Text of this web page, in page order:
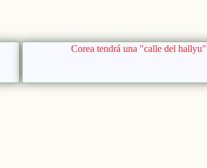
Corea tendrá una "calle del